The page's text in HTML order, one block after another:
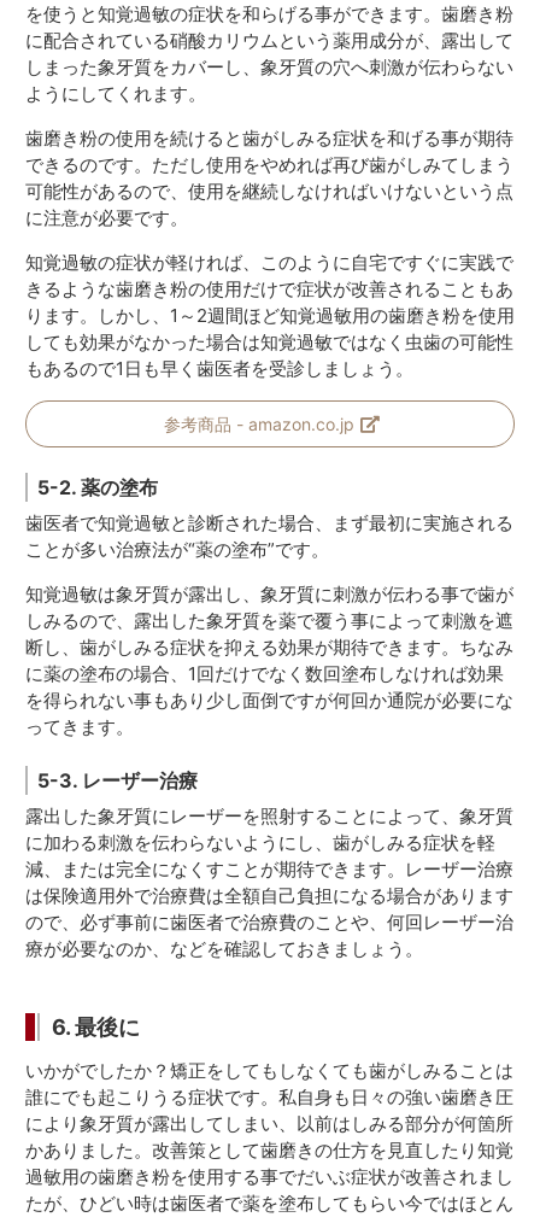
を使うと知覚過敏の症状を和らげる事ができます。歯磨き粉
に配合されている硝酸カリウムという薬用成分が、露出して
しまった象牙質をカバーし、象牙質の穴へ刺激が伝わらない
ようにしてくれます。
歯磨き粉の使用を続けると歯がしみる症状を和げる事が期待
できるのです。ただし使用をやめれば再び歯がしみてしまう
可能性があるので、使用を継続しなければいけないという点
に注意が必要です。
知覚過敏の症状が軽ければ、このように自宅ですぐに実践で
きるような歯磨き粉の使用だけで症状が改善されることもあ
ります。しかし、1～2週間ほど知覚過敏用の歯磨き粉を使用
しても効果がなかった場合は知覚過敏ではなく虫歯の可能性
もあるので1日も早く歯医者を受診しましょう。
参考商品 - amazon.co.jp
5-2. 薬の塗布
歯医者で知覚過敏と診断された場合、まず最初に実施される
ことが多い治療法が“薬の塗布”です。
知覚過敏は象牙質が露出し、象牙質に刺激が伝わる事で歯が
しみるので、露出した象牙質を薬で覆う事によって刺激を遮
断し、歯がしみる症状を抑える効果が期待できます。ちなみ
に薬の塗布の場合、1回だけでなく数回塗布しなければ効果
を得られない事もあり少し面倒ですが何回か通院が必要にな
ってきます。
5-3. レーザー治療
露出した象牙質にレーザーを照射することによって、象牙質
に加わる刺激を伝わらないようにし、歯がしみる症状を軽
減、または完全になくすことが期待できます。レーザー治療
は保険適用外で治療費は全額自己負担になる場合があります
ので、必ず事前に歯医者で治療費のことや、何回レーザー治
療が必要なのか、などを確認しておきましょう。
6. 最後に
いかがでしたか？矯正をしてもしなくても歯がしみることは
誰にでも起こりうる症状です。私自身も日々の強い歯磨き圧
により象牙質が露出してしまい、以前はしみる部分が何箇所
かありました。改善策として歯磨きの仕方を見直したり知覚
過敏用の歯磨き粉を使用する事でだいぶ症状が改善されまし
たが、ひどい時は歯医者で薬を塗布してもらい今ではほとん